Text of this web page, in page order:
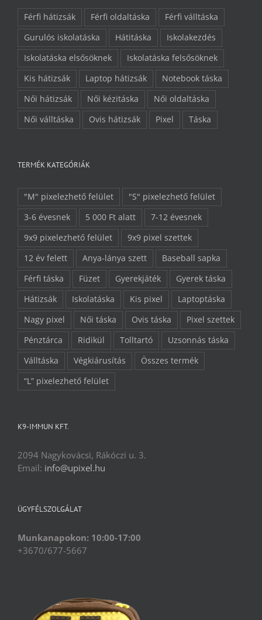
Férfi hátizsák Férfi oldaltáska
Férfi válltáska
Gurulós iskolatáska
Hátitáska
Iskolakezdés
Iskolatáska elsősöknek
Iskolatáska felsősöknek
Kis hátizsák
Laptop hátizsák
Notebook táska
Női hátizsák
Női kézitáska
Női oldaltáska
Női válltáska
Ovis hátizsák Pixel Táska
TERMÉK KATEGÓRIÁK
"M" pixelezhető felület
"S" pixelezhető felület
3-6 évesnek
5 000 Ft alatt
7-12 évesnek
9x9 pixelezhető felület
9x9 pixel szettek
12 év felett
Anya-lánya szett
Baseball sapka
Férfi táska
Füzet Gyerekjáték
Gyerek táska
Hátizsák
Iskolatáska Kis pixel
Laptoptáska
Nagy pixel
Női táska Ovis táska
Pixel szettek
Pénztárca
Ridikül Tolltartó
Uzsonnás táska
Válltáska
Végkiárusítás
Összes termék
“L” pixelezhető felület
K9-IMMUN KFT.
2094 Nagykovácsi, Rákóczi u. 3.
Email: info@upixel.hu
ÜGYFÉLSZOLGÁLAT
Munkanapokon: 10:00-17:00
+3670/677-5667